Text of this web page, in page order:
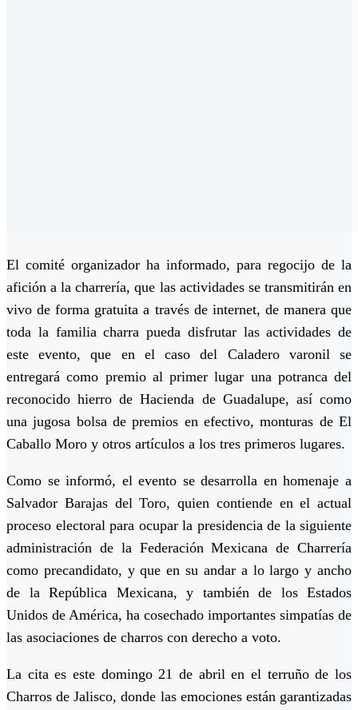
El comité organizador ha informado, para regocijo de la
afición a la charrería, que las actividades se transmitirán en
vivo de forma gratuita a través de internet, de manera que
toda la familia charra pueda disfrutar las actividades de
este evento, que en el caso del Caladero varonil se
entregará como premio al primer lugar una potranca del
reconocido hierro de Hacienda de Guadalupe, así como
una jugosa bolsa de premios en efectivo, monturas de El
Caballo Moro y otros artículos a los tres primeros lugares.
Como se informó, el evento se desarrolla en homenaje a
Salvador Barajas del Toro, quien contiende en el actual
proceso electoral para ocupar la presidencia de la siguiente
administración de la Federación Mexicana de Charrería
como precandidato, y que en su andar a lo largo y ancho
de la República Mexicana, y también de los Estados
Unidos de América, ha cosechado importantes simpatías de
las asociaciones de charros con derecho a voto.
La cita es este domingo 21 de abril en el terruño de los
Charros de Jalisco, donde las emociones están garantizadas